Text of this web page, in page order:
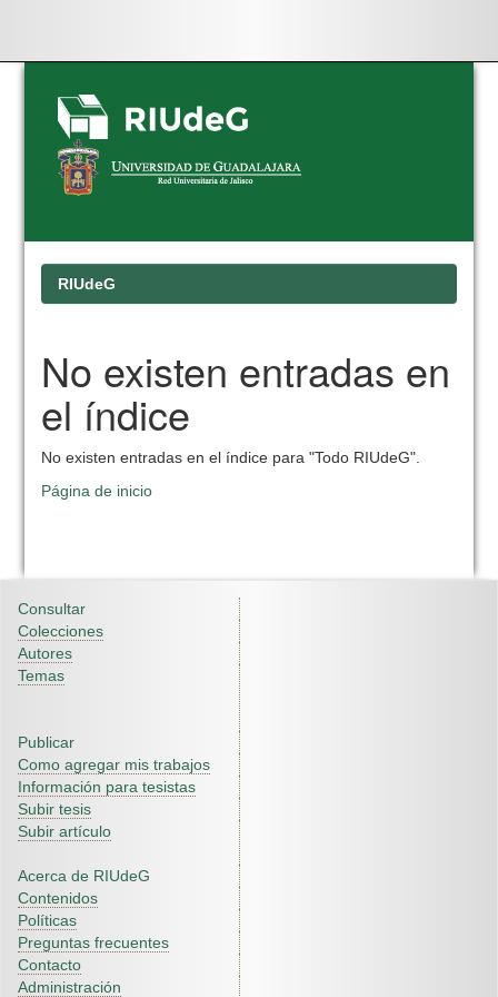
Skip
navigation
RIUdeG
No existen entradas en
el índice
No existen entradas en el índice para "Todo RIUdeG".
Página de inicio
Consultar
Colecciones
Autores
Temas
Publicar
Como agregar mis trabajos
Información para tesistas
Subir tesis
Subir artículo
Acerca de RIUdeG
Contenidos
Políticas
Preguntas frecuentes
Contacto
Administración